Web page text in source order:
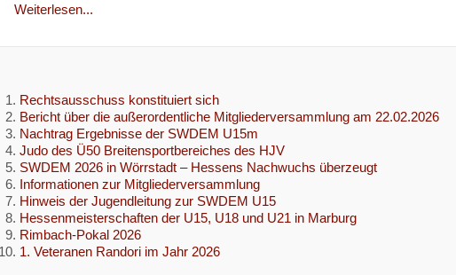
Weiterlesen...
Rechtsausschuss konstituiert sich
Bericht über die außerordentliche Mitgliederversammlung am 22.02.2026
Nachtrag Ergebnisse der SWDEM U15m
Judo des Ü50 Breitensportbereiches des HJV
SWDEM 2026 in Wörrstadt – Hessens Nachwuchs überzeugt
Informationen zur Mitgliederversammlung
Hinweis der Jugendleitung zur SWDEM U15
Hessenmeisterschaften der U15, U18 und U21 in Marburg
Rimbach-Pokal 2026
1. Veteranen Randori im Jahr 2026